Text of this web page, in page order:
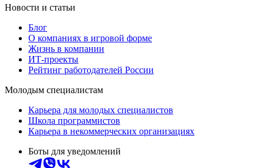
Новости и статьи
Блог
О компаниях в игровой форме
Жизнь в компании
ИТ-проекты
Рейтинг работодателей России
Молодым специалистам
Карьера для молодых специалистов
Школа программистов
Карьера в некоммерческих организациях
Боты для уведомлений